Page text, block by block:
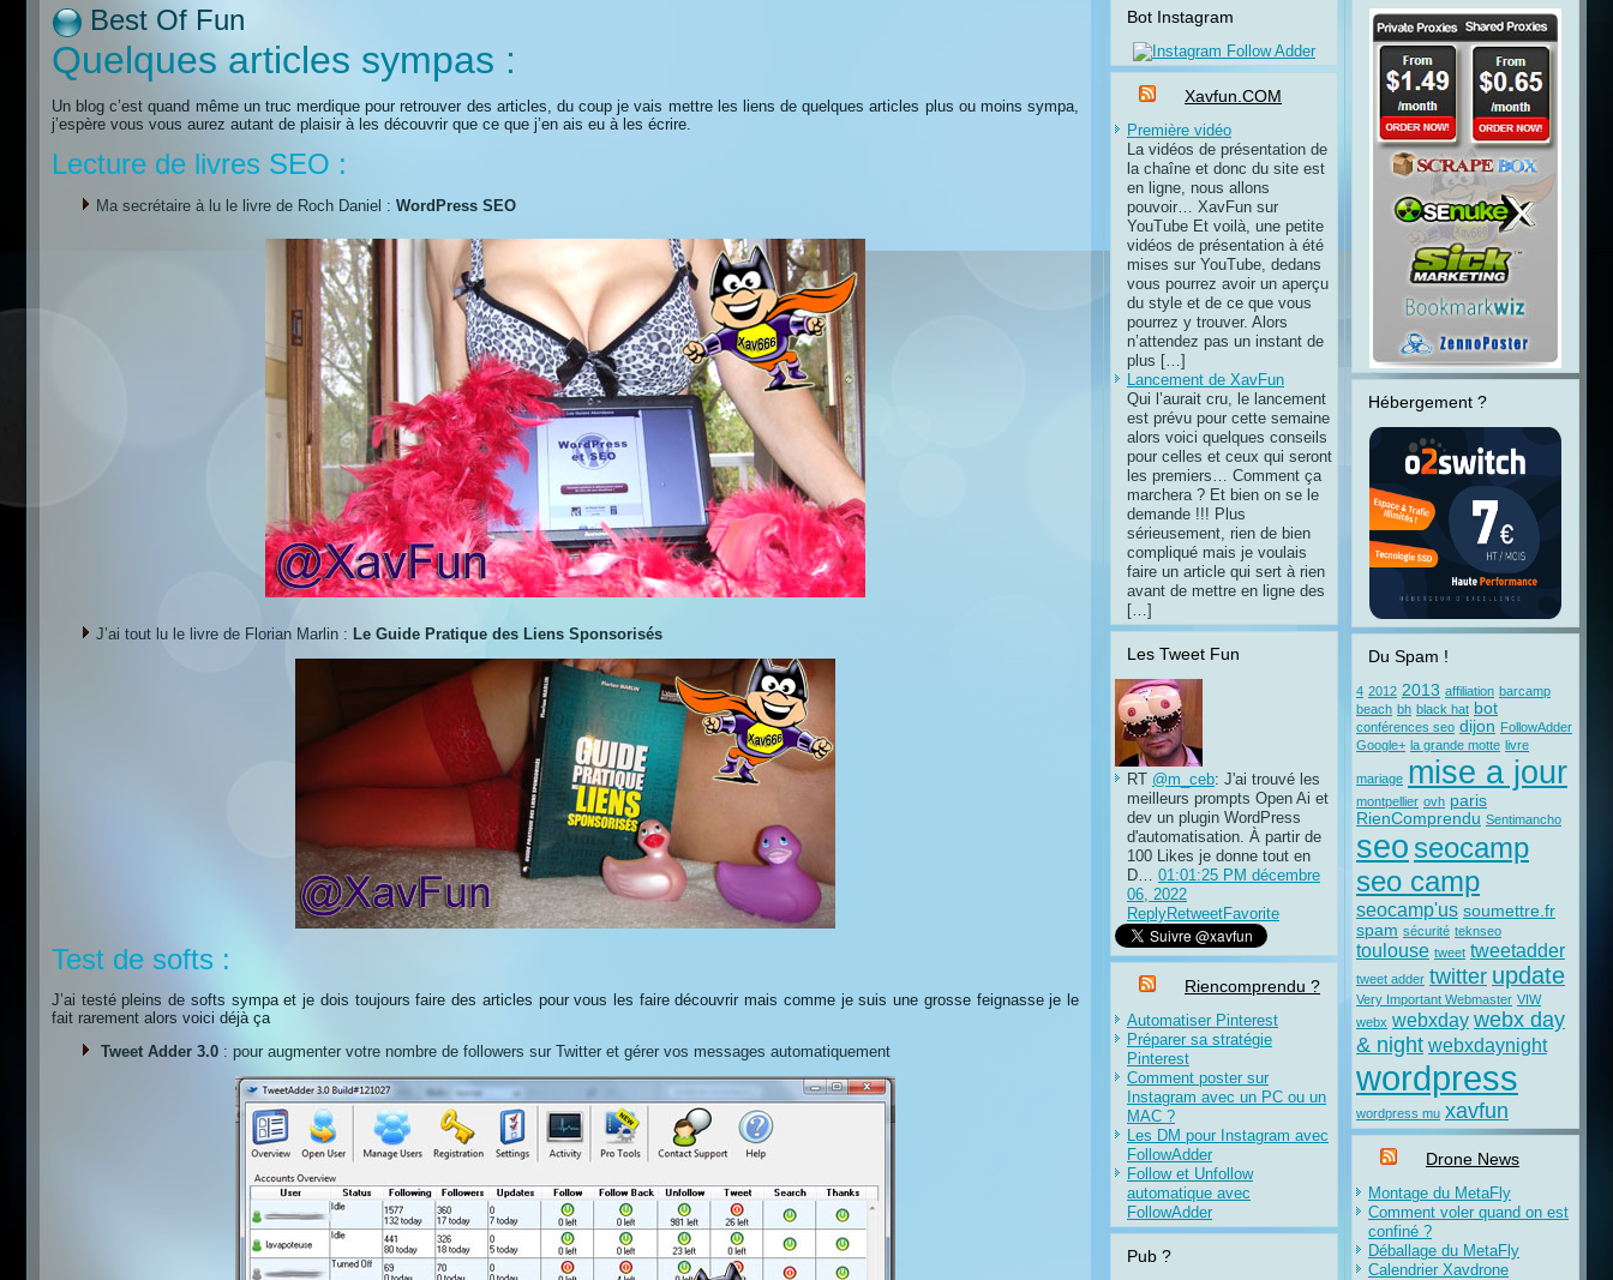
Best Of Fun
Quelques articles sympas :
Un blog c’est quand même un truc merdique pour retrouver des articles, du coup je vais mettre les liens de quelques articles plus ou moins sympa,
j’espère vous vous aurez autant de plaisir à les découvrir que ce que j’en ais eu à les écrire.
Lecture de livres SEO :
Ma secrétaire à lu le livre de Roch Daniel : WordPress SEO
J’ai tout lu le livre de Florian Marlin : Le Guide Pratique des Liens Sponsorisés
Test de softs :
J’ai testé pleins de softs sympa et je dois toujours faire des articles pour vous les faire découvrir mais comme je suis une grosse feignasse je le
fait rarement alors voici déjà ça
Tweet Adder 3.0 : pour augmenter votre nombre de followers sur Twitter et gérer vos messages automatiquement
Bot Instagram
Xavfun.COM
Première vidéo
La vidéos de présentation de
la chaîne et donc du site est
en ligne, nous allons
pouvoir… XavFun sur
YouTube Et voilà, une petite
vidéos de présentation à été
mises sur YouTube, dedans
vous pourrez avoir un aperçu
du style et de ce que vous
pourrez y trouver. Alors
n’attendez pas un instant de
plus […]
Lancement de XavFun
Qui l’aurait cru, le lancement
est prévu pour cette semaine
alors voici quelques conseils
pour celles et ceux qui seront
les premiers… Comment ça
marchera ? Et bien on se le
demande !!! Plus
sérieusement, rien de bien
compliqué mais je voulais
faire un article qui sert à rien
avant de mettre en ligne des
[…]
Les Tweet Fun
RT @m_ceb: J'ai trouvé les
meilleurs prompts Open Ai et
dev un plugin WordPress
d'automatisation. À partir de
100 Likes je donne tout en
D… 01:01:25 PM décembre
06, 2022
ReplyRetweetFavorite
Riencomprendu ?
Automatiser Pinterest
Préparer sa stratégie
Pinterest
Comment poster sur
Instagram avec un PC ou un
MAC ?
Les DM pour Instagram avec
FollowAdder
Follow et Unfollow
automatique avec
FollowAdder
Pub ?
Hébergement ?
Du Spam !
4 2012 2013 affiliation barcamp
beach bh black hat bot
conférences seo dijon FollowAdder
Google+ la grande motte livre
mariage mise a jour
montpellier ovh paris
RienComprendu Sentimancho
seo seocamp
seo camp
seocamp'us soumettre.fr
spam sécurité teknseo
toulouse tweet tweetadder
tweet adder twitter update
Very Important Webmaster VIW
webx webxday webx day
& night webxdaynight
wordpress
wordpress mu xavfun
Drone News
Montage du MetaFly
Comment voler quand on est
confiné ?
Déballage du MetaFly
Calendrier Xavdrone